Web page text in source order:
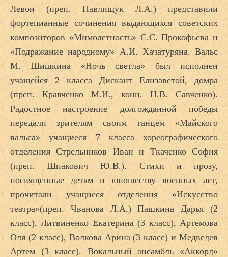
Левон (преп. Павлищук Л.А.) представили
фортепианные сочинения выдающихся советских
композиторов «Мимолетность» С.С. Прокофьева и
«Подражание народному» А.И. Хачатуряна. Вальс
М. Шишкина «Ночь светла» был исполнен
учащейся 2 класса Дискант Елизаветой, домра
(преп. Кравченко М.И., конц. Н.В. Савченко).
Радостное настроение долгожданной победы
передали зрителям своим танцем «Майского
вальса» учащиеся 7 класса хореографического
отделения Стрельников Иван и Ткаченко София
(преп. Шпакович Ю.В.). Стихи и прозу,
посвященные детям и юношеству военных лет,
прочитали учащиеся отделения «Искусство
театра»(преп. Чванова Л.А.) Пашкина Дарья (2
класс), Литвиненко Екатерина (3 класс), Артемова
Оля (2 класс), Волкова Арина (3 класс) и Медведев
Артем (3 класс). Вокальный ансамбль «Аккорд»